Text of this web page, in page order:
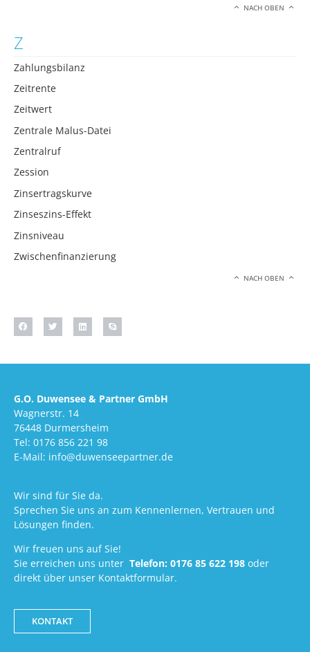
NACH OBEN
Z
Zahlungsbilanz
Zeitrente
Zeitwert
Zentrale Malus-Datei
Zentralruf
Zession
Zinsertragskurve
Zinseszins-Effekt
Zinsniveau
Zwischenfinanzierung
NACH OBEN
G.O. Duwensee & Partner GmbH
Wagnerstr. 14
76448 Durmersheim
Tel: 0176 856 221 98
E-Mail: info@duwenseepartner.de
Wir sind für Sie da.
Sprechen Sie uns an zum Kennenlernen, Vertrauen und
Lösungen finden.
Wir freuen uns auf Sie!
Sie erreichen uns unter Telefon: 0176 85 622 198 oder
direkt über unser Kontaktformular.
KONTAKT